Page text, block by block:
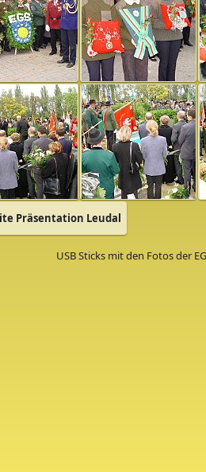
Präsentation Leudal
USB Sticks mit den Fotos der